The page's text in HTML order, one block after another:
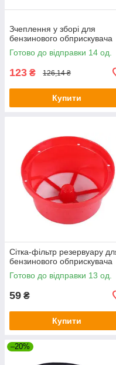
Зчеплення у зборі для
бензинового обприскувача
Готово до відправки 14 од.
123 ₴ 126,14 ₴
Купити
Сітка-фільтр резервуару
бензинового обприскувача
Готово до відправки 13 од.
59 ₴
Купити
–20%